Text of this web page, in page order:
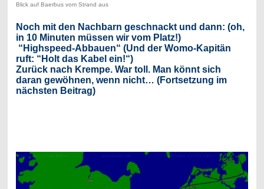
Blick auf Baerbus vom Strand aus
Noch mit den Nachbarn geschnackt und dann: (oh,
in 10 Minuten müssen wir vom Platz!)
“Highspeed-Abbauen“ (Und der Womo-Kapitän
ruft: “Holt das Kabel ein!“)
Zurück nach Krempe. War toll. Man könnt sich
daran gewöhnen, wenn nicht… (Fortsetzung im
nächsten Beitrag)